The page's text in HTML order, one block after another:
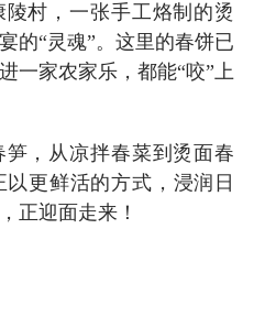
村，一张手工烙制的烫
的“灵魂”。这里的春饼已
家农家乐，都能“咬”上
，从凉拌春菜到烫面春
更鲜活的方式，浸润日
正迎面走来！